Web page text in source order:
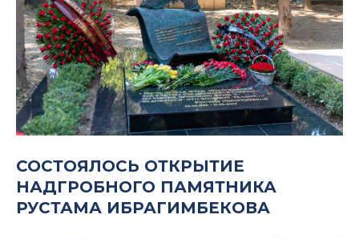
СОСТОЯЛОСЬ ОТКРЫТИЕ
НАДГРОБНОГО ПАМЯТНИКА
РУСТАМА ИБРАГИМБЕКОВА